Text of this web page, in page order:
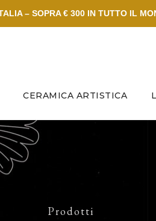
– SOPRA € 300 IN TUTTO IL
CERAMICA ARTISTICA
Prodotti